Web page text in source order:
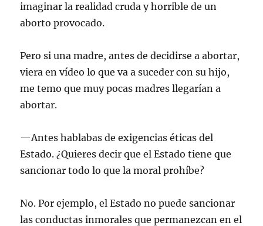
imaginar la realidad cruda y horrible de un
aborto provocado.
Pero si una madre, antes de decidirse a abortar,
viera en vídeo lo que va a suceder con su hijo,
me temo que muy pocas madres llegarían a
abortar.
—Antes hablabas de exigencias éticas del
Estado. ¿Quieres decir que el Estado tiene que
sancionar todo lo que la moral prohíbe?
No. Por ejemplo, el Estado no puede sancionar
las conductas inmorales que permanezcan en el